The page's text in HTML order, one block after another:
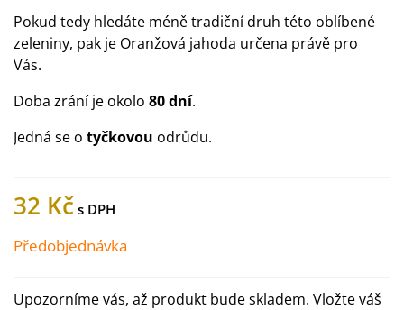
Pokud tedy hledáte méně tradiční druh této oblíbené
zeleniny, pak je Oranžová jahoda určena právě pro
Vás.
Doba zrání je okolo 80 dní.
Jedná se o tyčkovou odrůdu.
32 Kč
Předobjednávka
Upozorníme vás, až produkt bude skladem. Vložte váš